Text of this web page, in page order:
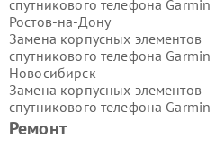
Ремонт
спутникового телефона Garmin
Ростов-на-Дону
Замена корпусных элементов
спутникового телефона Garmin
Новосибирск
Замена корпусных элементов
спутникового телефона Garmin
Екатеринбург
Замена корпусных элементов